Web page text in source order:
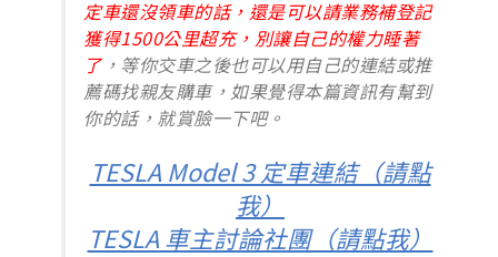
定車還沒領車的話，還是可以請業務補登記
獲得1500公里超充，別讓自己的權力睡著
了，等你交車之後也可以用自己的連結或推
薦碼找親友購車，如果覺得本篇資訊有幫到
你的話，就賞臉一下吧。
TESLA Model 3 定車連結（請點
我）
TESLA 車主討論社團（請點我）